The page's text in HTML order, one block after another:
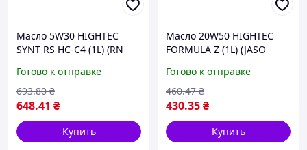
Масло 5W30 HIGHTEC
SYNT RS HC-C4 (1L) (RN
226.51) (ACEA C3,C4)
Готово к отправке
648.41 ₴
693.80 ₴
Купить
Масло 20W50 HIGHTEC
FORMULA Z (1L) (JASO
SN/SM/SL/SJ/SH/SG)
Готово к отправке
430.35₴
460.47 ₴
Купить